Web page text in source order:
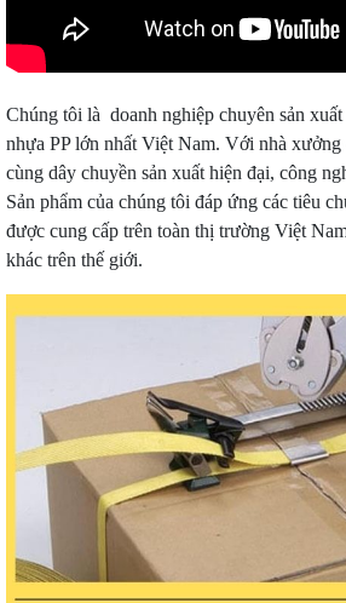
Chúng tôi là doanh nghiệp chuyên sản
nhựa PP lớn nhất Việt Nam. Với nhà xưởng
cùng dây chuyền sản xuất hiện đại, công
Sản phẩm của chúng tôi đáp ứng các tiêu
được cung cấp trên toàn thị trường Việt
khác trên thế giới.